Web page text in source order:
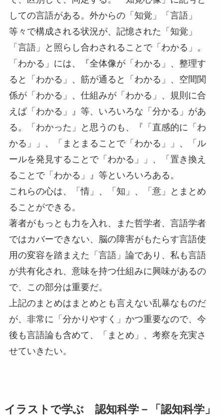
しての言語がある。外からの「知覚」「言語」
等々で構成される状況が、記憶された「知覚」
「言語」と照らし合わされることで「わかる」。
「わかる」には、『全体像が「わかる」、整理す
ると「わかる」、筋が通ると「わかる」、空間関
係が「わかる」、仕組みが「わかる」、規則に合
えば「わかる」』等、いろいろな「分かる」があ
る。「わかった」と思うのも、『「直感的に「わ
かる」」、「まとまることで「わかる」」、「ル
ールを発見することで「わかる」」、「置き換え
ることで「わかる」』等といろいろある。
これらの心は、「情」、「知」、「意」とまとめ
ることができる。
著者がもっとも力を入れ、また哲学者、言語学者
ではカバーできない、脳の障害がもたらす言語使
用の変容を踏まえた「言語」論であり、私も言語
が共有化され、意味を持つ仕組みに興味があるの
で、この部分は重要だ。
上記のまとめはまとめとも言えない乱暴なものだ
が、非常に「分かりやすく」かつ重要なので、今
後も言語論も含めて、「まとめ」、考察を充実さ
せていきたい。
イラストで学ぶ 認知科学－「認知科学」